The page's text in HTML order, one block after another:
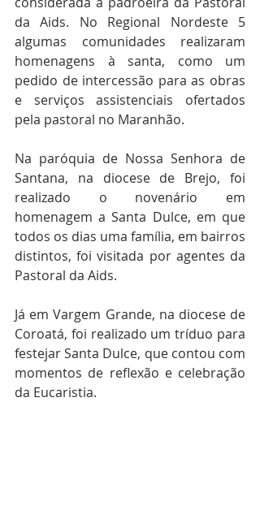
da Aids. No Regional Nordeste 5
algumas comunidades realizaram
homenagens à santa, como um
pedido de intercessão para as obras
e serviços assistenciais ofertados
pela pastoral no Maranhão.
Na paróquia de Nossa Senhora de
Santana, na diocese de Brejo, foi
realizado o novenário em
homenagem a Santa Dulce, em que
todos os dias uma família, em bairros
distintos, foi visitada por agentes da
Pastoral da Aids.
Já em Vargem Grande, na diocese de
Coroatá, foi realizado um tríduo para
festejar Santa Dulce, que contou com
momentos de reflexão e celebração
da Eucaristia.